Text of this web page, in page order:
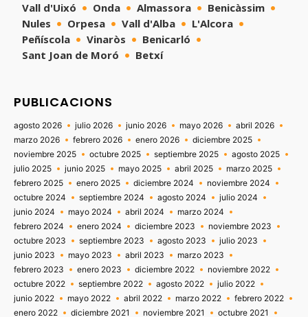
Vall d'Uixó
Onda Almassora
Benicàssim
Nules
Orpesa Vall d'Alba
L'Alcora
Peñíscola
Vinaròs
Benicarló
Sant Joan de Moró
Betxí
PUBLICACIONS
agosto 2026 julio 2026 junio 2026 mayo 2026
abril 2026
marzo 2026
febrero 2026 enero 2026
diciembre 2025
noviembre 2025
octubre 2025 septiembre 2025
agosto 2025
julio 2025
junio 2025 mayo 2025 abril 2025
marzo 2025
febrero 2025
enero 2025 diciembre 2024
noviembre 2024
octubre 2024
septiembre 2024 agosto 2024
julio 2024
junio 2024
mayo 2024 abril 2024
marzo 2024
febrero 2024
enero 2024 diciembre 2023
noviembre 2023
octubre 2023
septiembre 2023 agosto 2023
julio 2023
junio 2023
mayo 2023 abril 2023
marzo 2023
febrero 2023
enero 2023 diciembre 2022
noviembre 2022
octubre 2022
septiembre 2022 agosto 2022
julio 2022
junio 2022
mayo 2022 abril 2022 marzo 2022
febrero 2022
enero 2022
diciembre 2021 noviembre 2021
octubre 2021